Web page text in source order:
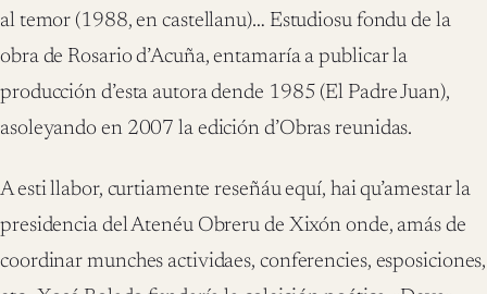
al temor (1988, en castellanu)… Estudiosu fondu de la
obra de Rosario d’Acuña, entamaría a publicar la
producción d’esta autora dende 1985 (El Padre Juan),
asoleyando en 2007 la edición d’Obras reunidas.
A esti llabor, curtiamente reseñáu equí, hai qu’amestar la
presidencia del Atenéu Obreru de Xixón onde, amás de
coordinar munches actividaes, conferencies, esposiciones,